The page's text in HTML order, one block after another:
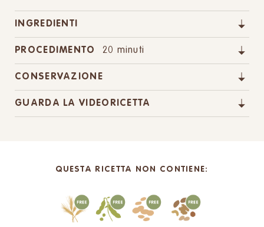
INGREDIENTI
PROCEDIMENTO 20 minuti
CONSERVAZIONE
GUARDA LA VIDEORICETTA
QUESTA RICETTA NON CONTIENE: